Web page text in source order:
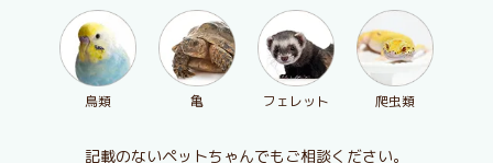
鳥類 亀 フェレット 爬虫類
記載のないペットちゃんでもご相談ください。